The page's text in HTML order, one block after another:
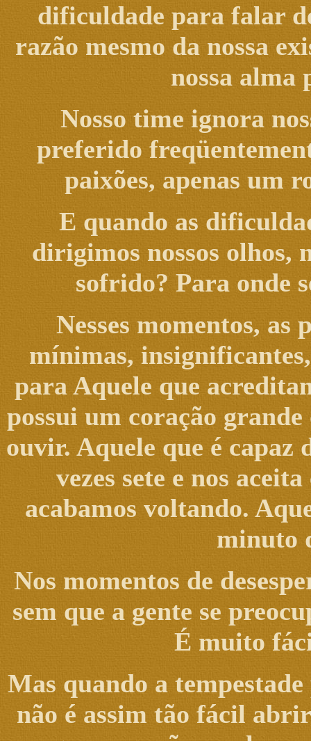
dificuldade para falar
razão mesmo da nossa
nossa alma
Nosso time ignora
preferido
paixões, apenas um
E quando as
dirigimos nossos olhos,
sofrido? Para onde
Nesses momentos, as
mínimas,
para Aquele que
possui um coração
ouvir. Aquele que é capaz
vezes sete e nos
acabamos voltando.
minuto
Nos momentos de
sem que a gente se
É muito
Mas quando a
não é assim tão fácil